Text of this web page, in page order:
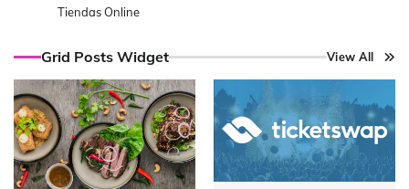
Tiendas Online
Grid Posts Widget View All